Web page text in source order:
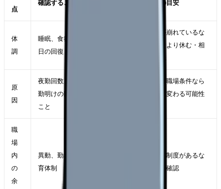
点
確認すること 判断の目安
体
調
睡眠、食欲、出勤前の反応、休
日の回復
体調が崩れているな
ら判断より休む・相
談が先
原
因
夜勤回数、仮眠の取れなさ、夜
勤明けの回復不足が積み重なる
こと
原因が職場条件なら
転職で変わる可能性
職
場
内
の
余
異動、勤務調整、相談窓口、教
育体制
使える制度があるな
ら先に確認